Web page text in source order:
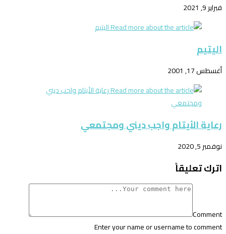
فبراير 9, 2021
اليتيم
أغسطس 17, 2001
رعاية الأيتام واجب ديني ومجتمعي
نوفمبر 5, 2020
اترك تعليقاً
Comment
Enter your name or username to comment